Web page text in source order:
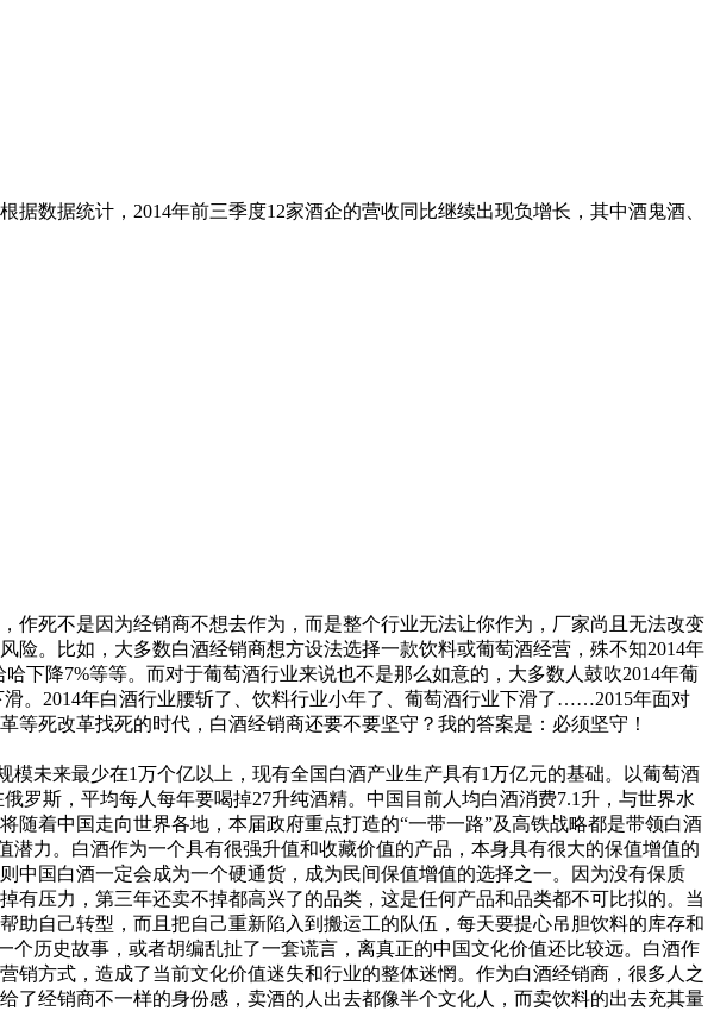
数据统计，2014年前三季度12家酒企的营收同比继续出现负增长，其中酒鬼酒、
死不是因为经销商不想去作为，而是整个行业无法让你作为，厂家尚且无法改变
。比如，大多数白酒经销商想方设法选择一款饮料或葡萄酒经营，殊不知2014年
下降7%等等。而对于葡萄酒行业来说也不是那么如意的，大多数人鼓吹2014年葡
。2014年白酒行业腰斩了、饮料行业小年了、葡萄酒行业下滑了……2015年面对
死改革找死的时代，白酒经销商还要不要坚守？我的答案是：必须坚守！
未来最少在1万个亿以上，现有全国白酒产业生产具有1万亿元的基础。以葡萄酒
罗斯，平均每人每年要喝掉27升纯酒精。中国目前人均白酒消费7.1升，与世界水
着中国走向世界各地，本届政府重点打造的“一带一路”及高铁战略都是带领白酒
力。白酒作为一个具有很强升值和收藏价值的产品，本身具有很大的保值增值的
国白酒一定会成为一个硬通货，成为民间保值增值的选择之一。因为没有保质
压力，第三年还卖不掉都高兴了的品类，这是任何产品和品类都不可比拟的。当
自己转型，而且把自己重新陷入到搬运工的队伍，每天要提心吊胆饮料的库存和
历史故事，或者胡编乱扯了一套谎言，离真正的中国文化价值还比较远。白酒作
方式，造成了当前文化价值迷失和行业的整体迷惘。作为白酒经销商，很多人之
了经销商不一样的身份感，卖酒的人出去都像半个文化人，而卖饮料的出去充其量